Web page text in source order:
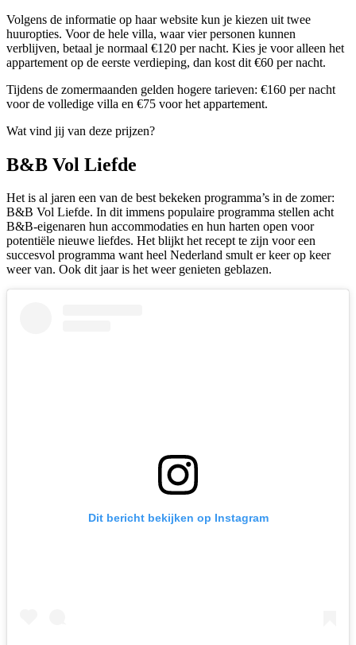
Volgens de informatie op haar website kun je kiezen uit twee
huuropties. Voor de hele villa, waar vier personen kunnen
verblijven, betaal je normaal €120 per nacht. Kies je voor alleen het
appartement op de eerste verdieping, dan kost dit €60 per nacht.
Tijdens de zomermaanden gelden hogere tarieven: €160 per nacht
voor de volledige villa en €75 voor het appartement.
Wat vind jij van deze prijzen?
B&B Vol Liefde
Het is al jaren een van de best bekeken programma’s in de zomer:
B&B Vol Liefde. In dit immens populaire programma stellen acht
B&B-eigenaren hun accommodaties en hun harten open voor
potentiële nieuwe liefdes. Het blijkt het recept te zijn voor een
succesvol programma want heel Nederland smult er keer op keer
weer van. Ook dit jaar is het weer genieten geblazen.
Dit bericht bekijken op Instagram